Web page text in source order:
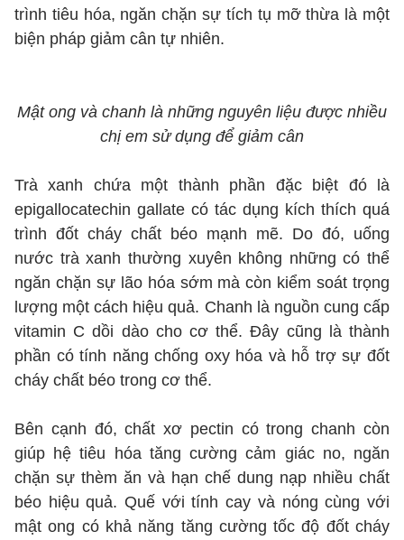
trình tiêu hóa, ngăn chặn sự tích tụ mỡ thừa là một
biện pháp giảm cân tự nhiên.
Mật ong và chanh là những nguyên liệu được nhiều
chị em sử dụng để giảm cân
Trà xanh chứa một thành phần đặc biệt đó là
epigallocatechin gallate có tác dụng kích thích quá
trình đốt cháy chất béo mạnh mẽ. Do đó, uống
nước trà xanh thường xuyên không những có thể
ngăn chặn sự lão hóa sớm mà còn kiểm soát trọng
lượng một cách hiệu quả. Chanh là nguồn cung cấp
vitamin C dồi dào cho cơ thể. Đây cũng là thành
phần có tính năng chống oxy hóa và hỗ trợ sự đốt
cháy chất béo trong cơ thể.
Bên cạnh đó, chất xơ pectin có trong chanh còn
giúp hệ tiêu hóa tăng cường cảm giác no, ngăn
chặn sự thèm ăn và hạn chế dung nạp nhiều chất
béo hiệu quả. Quế với tính cay và nóng cùng với
mật ong có khả năng tăng cường tốc độ đốt cháy